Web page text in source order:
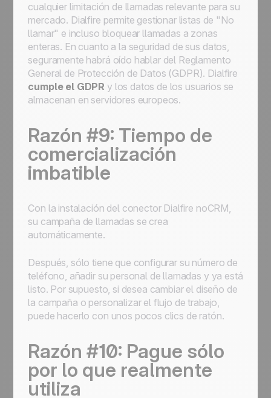
cualquier limitación de llamadas relevante para su
mercado. Dialfire permite gestionar listas de "No
llamar" e incluso bloquear llamadas a zonas
enteras. En cuanto a la seguridad de sus datos,
seguramente habrá oído hablar del Reglamento
General de Protección de Datos (GDPR). Dialfire
cumple el GDPR y los datos de los usuarios se
almacenan en servidores europeos.
Razón #9: Tiempo de
comercialización
imbatible
Con la instalación del conector Dialfire noCRM,
su campaña de llamadas se crea
automáticamente.
Después, sólo tiene que configurar su número de
teléfono, añadir su personal de llamadas y ya está
listo. Por supuesto, si desea cambiar el diseño de
la campaña o personalizar el flujo de trabajo,
puede hacerlo con unos pocos clics de ratón.
Razón #10: Pague sólo
por lo que realmente
utiliza